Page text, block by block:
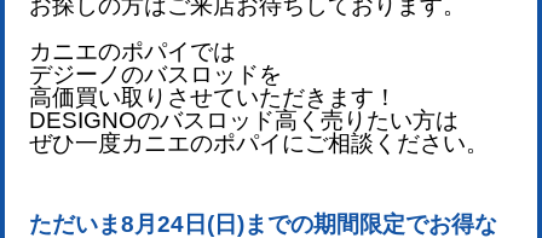
カニエのポパイでは
デジーノのバスロッドを
高価買い取りさせていただきます！
DESIGNOのバスロッド高く売りたい方は
ぜひ一度カニエのポパイにご相談ください。
ただいま8月24日(日)までの期間限定でお得な